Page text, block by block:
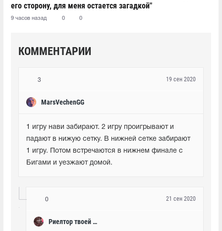
его сторону, для меня остается загадкой"
9 часов назад 0 0
КОММЕНТАРИИ
3
MarsVechenGG
19 сен 2020
1 игру нави забирают. 2 игру проигрывают и
падают в нижую сетку. В нижней сетке забирают
1 игру. Потом встречаются в нижнем финале с
Бигами и уезжают домой.
0
Риелтор твоей мамы
21 сен 2020